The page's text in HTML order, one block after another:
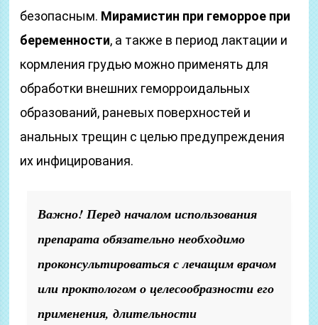
безопасным. Мирамистин при геморрое при
беременности, а также в период лактации и
кормления грудью можно применять для
обработки внешних геморроидальных
образований, раневых поверхностей и
анальных трещин с целью предупреждения
их инфицирования.
Важно! Перед началом использования
препарата обязательно необходимо
проконсультироваться с лечащим врачом
или проктологом о целесообразности его
применения, длительности